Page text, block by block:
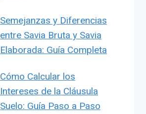
Semejanzas y Diferencias
entre Savia Bruta y Savia
Elaborada: Guía Completa
Cómo Calcular los
Intereses de la Cláusula
Suelo: Guía Paso a Paso